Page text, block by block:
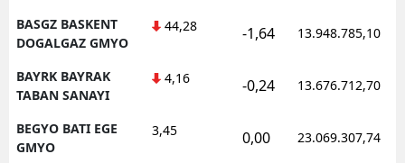
BASGZ BASKENT
DOGALGAZ GMYO
44,28 -1,64 13.948.785,10
BAYRK BAYRAK
TABAN SANAYI
4,16 -0,24 13.676.712,70
BEGYO BATI EGE
GMYO
3,45 0,00 23.069.307,74